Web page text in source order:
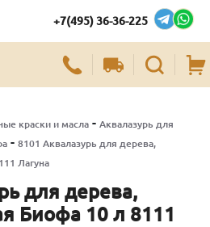
+7(495) 36-36-225
краски и масла - Аквалазурь для
- 8101 Аквалазурь для дерева,
Лагуна
для дерева,
Биофа 10 л 8111